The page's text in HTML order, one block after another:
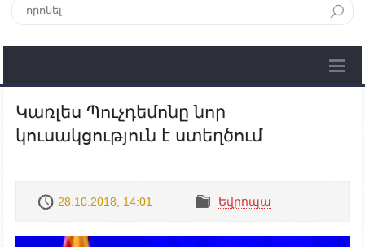
Կառլես Պուչդեմոնը նոր
կուսակցություն է ստեղծում
28.10.2018, 14:01 Եվրոպա